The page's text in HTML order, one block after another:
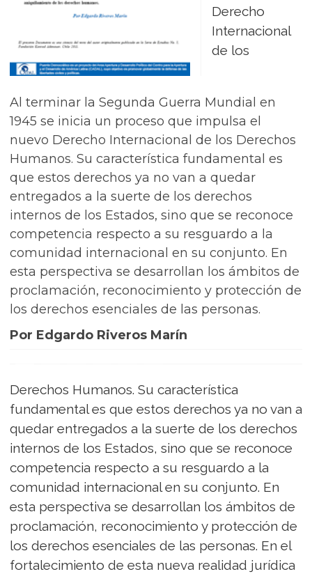
Al terminar la Segunda Guerra Mundial en
1945 se inicia un proceso que impulsa el
nuevo Derecho Internacional de los Derechos
Humanos. Su característica fundamental es
que estos derechos ya no van a quedar
entregados a la suerte de los derechos
internos de los Estados, sino que se reconoce
competencia respecto a su resguardo a la
comunidad internacional en su conjunto. En
esta perspectiva se desarrollan los ámbitos de
proclamación, reconocimiento y protección de
los derechos esenciales de las personas.
Por Edgardo Riveros Marín
Derecho
Internacional
de los
Derechos Humanos. Su característica
fundamental es que estos derechos ya no van a
quedar entregados a la suerte de los derechos
internos de los Estados, sino que se reconoce
competencia respecto a su resguardo a la
comunidad internacional en su conjunto. En
esta perspectiva se desarrollan los ámbitos de
proclamación, reconocimiento y protección de
los derechos esenciales de las personas. En el
fortalecimiento de esta nueva realidad jurídica